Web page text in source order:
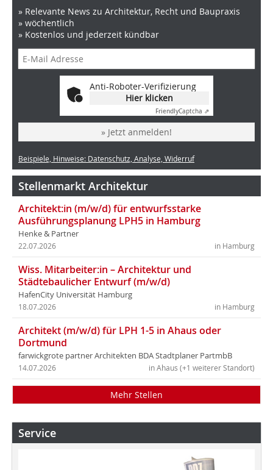
» Relevante News zu Architektur, Recht und Baupraxis
» wöchentlich
» Kostenlos und jederzeit kündbar
Anti-Roboter-Verifizierung
Hier klicken
FriendlyCaptcha ⇗
» Jetzt anmelden!
Beispiele, Hinweise: Datenschutz, Analyse, Widerruf
Stellenmarkt Architektur
Architekt:in (m/w/d) für entwurfsstarke
Ausführungsplanung LPH5 in Hamburg
Henke & Partner
in Hamburg
22.07.2026
Wiss. Mitarbeiter:in – Architektur und
Städtebaulicher Entwurf (m/w/d)
HafenCity Universität Hamburg
in Hamburg
18.07.2026
Architekt (m/w/d) für LPH 1-5 in Ahaus oder
Dortmund
farwickgrote partner Architekten BDA Stadtplaner PartmbB
in Ahaus (+1 weiterer Standort)
14.07.2026
Mehr Stellen
Service